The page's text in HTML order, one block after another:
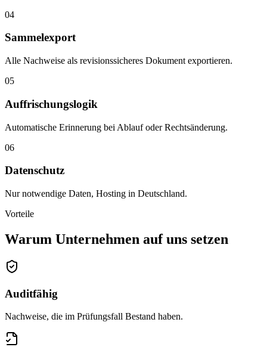
04
Sammelexport
Alle Nachweise als revisionssicheres Dokument exportieren.
05
Auffrischungslogik
Automatische Erinnerung bei Ablauf oder Rechtsänderung.
06
Datenschutz
Nur notwendige Daten, Hosting in Deutschland.
Vorteile
Warum Unternehmen auf uns setzen
Auditfähig
Nachweise, die im Prüfungsfall Bestand haben.